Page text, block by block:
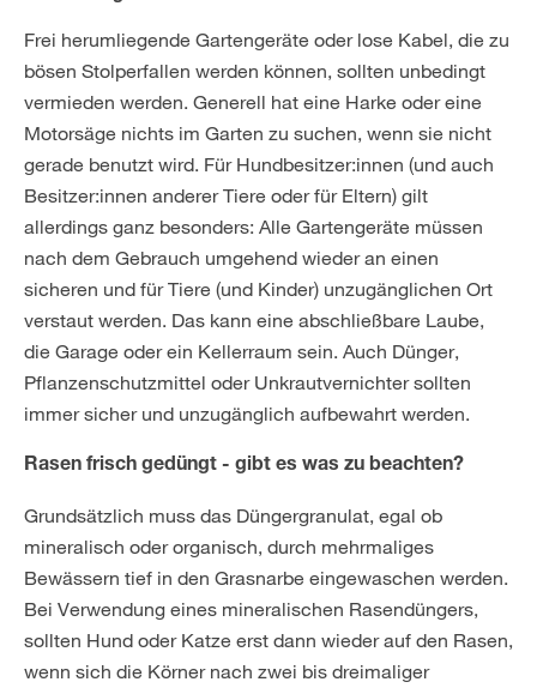
Frei herumliegende Gartengeräte oder lose Kabel, die zu
bösen Stolperfallen werden können, sollten unbedingt
vermieden werden. Generell hat eine Harke oder eine
Motorsäge nichts im Garten zu suchen, wenn sie nicht
gerade benutzt wird. Für Hundbesitzer:innen (und auch
Besitzer:innen anderer Tiere oder für Eltern) gilt
allerdings ganz besonders: Alle Gartengeräte müssen
nach dem Gebrauch umgehend wieder an einen
sicheren und für Tiere (und Kinder) unzugänglichen Ort
verstaut werden. Das kann eine abschließbare Laube,
die Garage oder ein Kellerraum sein. Auch Dünger,
Pflanzenschutzmittel oder Unkrautvernichter sollten
immer sicher und unzugänglich aufbewahrt werden.
Rasen frisch gedüngt - gibt es was zu beachten?
Grundsätzlich muss das Düngergranulat, egal ob
mineralisch oder organisch, durch mehrmaliges
Bewässern tief in den Grasnarbe eingewaschen werden.
Bei Verwendung eines mineralischen Rasendüngers,
sollten Hund oder Katze erst dann wieder auf den Rasen,
wenn sich die Körner nach zwei bis dreimaliger